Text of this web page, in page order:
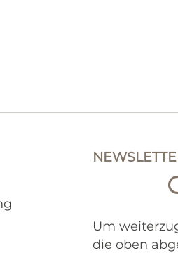
Um
die oben